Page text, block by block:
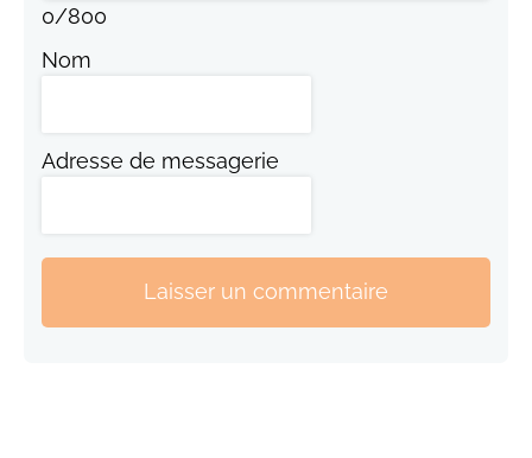
0/800
Nom
Adresse de messagerie
Laisser un commentaire